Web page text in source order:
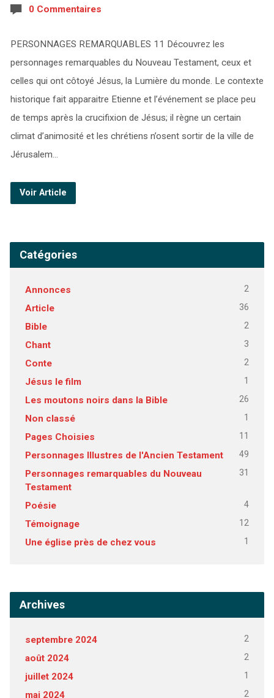
0 Commentaires
PERSONNAGES REMARQUABLES 11 Découvrez les
personnages remarquables du Nouveau Testament, ceux et
celles qui ont côtoyé Jésus, la Lumière du monde. Le contexte
historique fait apparaitre Etienne et l’événement se place peu
de temps après la crucifixion de Jésus; il règne un certain
climat d’animosité et les chrétiens n’osent sortir de la ville de
Jérusalem…
Voir Article
Catégories
Annonces 2
Article 36
Bible 2
Chant 3
Conte 2
Jésus le film 1
Les moutons noirs dans la Bible 26
Non classé 1
Pages Choisies 11
Personnages Illustres de l'Ancien Testament 49
Personnages remarquables du Nouveau
Testament
31
Poésie 4
Témoignage 12
Une église près de chez vous 1
Archives
septembre 2024 2
août 2024 2
juillet 2024 1
mai 2024 2